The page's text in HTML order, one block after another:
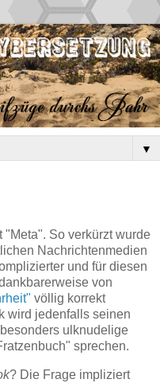
▼
"Meta". So verkürzt wurde
Nachrichtenmedien
und für diesen
von
völlig korrekt
wird jedenfalls seinen
ulknudelige
sprechen.
? Die Frage impliziert